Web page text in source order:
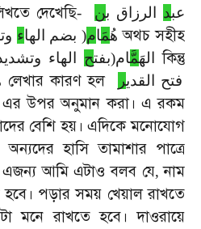
দেখেছি- عبد الرزاق بن
هُمَام( بضم الهاء অথচ সহীহ
الهَمام(بفتح الهاء কিন্তু
লেখার কারণ হল فتح القدير
এর উপর অনুমান করা। এ রকম
বেশি হয়। এদিকে মনোযোগ
অন্যদের হাসি তামাশার পাত্রে
এজন্য আমি এটাও বলব যে,নাম
হবে। পড়ার সময় খেয়াল রাখতে
টা মনে রাখতে হবে।
দাওরায়ে